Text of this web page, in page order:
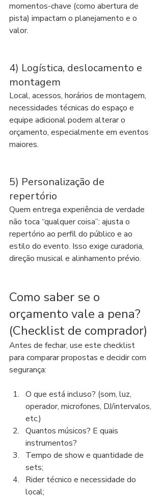
momentos-chave (como abertura de
pista) impactam o planejamento e o
valor.
4) Logística, deslocamento e
montagem
Local, acessos, horários de montagem,
necessidades técnicas do espaço e
equipe adicional podem alterar o
orçamento, especialmente em eventos
maiores.
5) Personalização de
repertório
Quem entrega experiência de verdade
não toca “qualquer coisa”: ajusta o
repertório ao perfil do público e ao
estilo do evento. Isso exige curadoria,
direção musical e alinhamento prévio.
Como saber se o
orçamento vale a pena?
(Checklist de comprador)
Antes de fechar, use este checklist
para comparar propostas e decidir com
segurança:
O que está incluso? (som, luz,
operador, microfones, DJ/intervalos,
etc.)
Quantos músicos? E quais
instrumentos?
Tempo de show e quantidade de
sets;
Rider técnico e necessidade do
local;